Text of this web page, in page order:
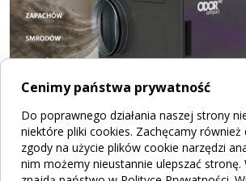
Jak działa filtracja zapachu?
Cenimy państwa prywatność
Do poprawnego działania naszej strony
niektóre pliki cookies. Zachęcamy również
zgody na użycie plików cookie narzędzi
nim możemy nieustannie ulepszać